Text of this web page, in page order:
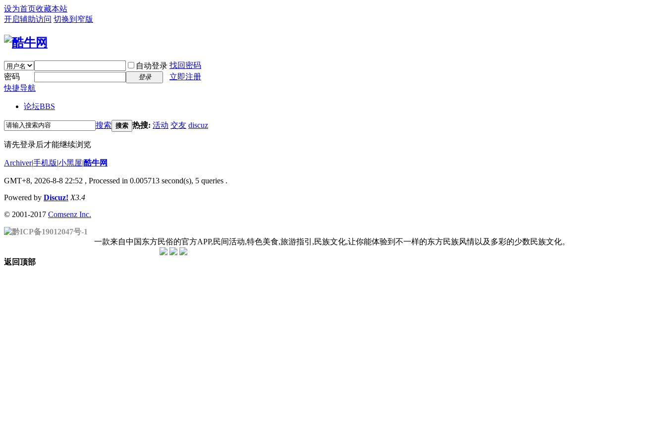
设为首页收藏本站
开启辅助访问 切换到窄版
自动登录 找回密码
密码
登录
立即注册
快捷导航
论坛BBS
搜索 搜索 热搜: 活动 交友 discuz
请先登录后才能继续浏览
Archiver|手机版|小黑屋|酷牛网
GMT+8, 2026-8-8 22:52 , Processed in 0.005713 second(s), 5 queries .
Powered by Discuz! X3.4
© 2001-2017 Comsenz Inc.
黔ICP备19012047号-1
一款来自中国东方民俗的官方APP,民间活动,特色美食,旅游指引,民族文化,让你能体验到不一样的东方民族风情以及多彩的少数民族文化。
返回顶部